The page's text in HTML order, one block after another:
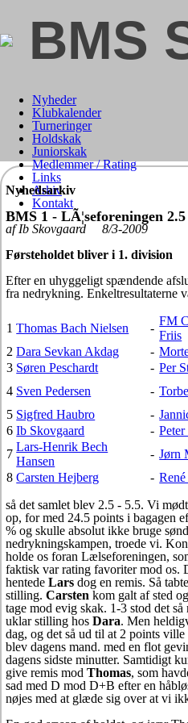
BMS
Nyheder
Klubkalender
Turneringer
Holdskak
Juniorskak
Medlemmer / Rating
Links
Arkiv
Kontakt
Nyhedsarkiv
BMS 1 - LÃ¦seforeningen
af Ib Skovgaard 8/3-2009
Førsteholdet bliver i 1. division
Efter en uhyggeligt spændende
fra nedrykning. Enkeltresultaterne
1 Thomas Bach Nielsen -
FM
Friis
2 Dara Sevkan Akdag -
3 Søren Peschardt - Per
4 Sven Pedersen -
5 Sigfred Haubro -
6 Ib Skovgaard -
7
Lars-Henrik Bech
Hansen
- Jørn
8 Carsten Hejberg -
så det samlet blev 2.5 - 5.5. Vi
op, for med 24.5 points i bagagen
% og skulle absolut ikke bruge
nedrykningskampen, troede vi.
holde os foran Lælseforeningen,
faktisk var rating favoriter mod os.
hentede Lars dog en remis. Så
stilling. Carsten kom galt af sted
tage mod evig skak. 1-3 stod det
uklar stilling hos Dara. Men
dag, og det så ud til at 2 points
blev dagens mand. med en flot
dagens sidste minutter. Samtidigt
give remis mod Thomas, som
sad med D mod D+B efter en
nøjes med at glæde sig over at vi